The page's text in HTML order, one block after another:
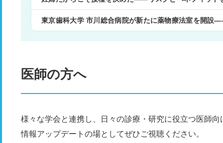
東京歯科大学 市川総合病院が新たに薬物療法室を開設
医師の方へ
様々な学会と連携し、日々の診療・研究に役立つ医師
情報アップデートの場としてぜひご視聴ください。